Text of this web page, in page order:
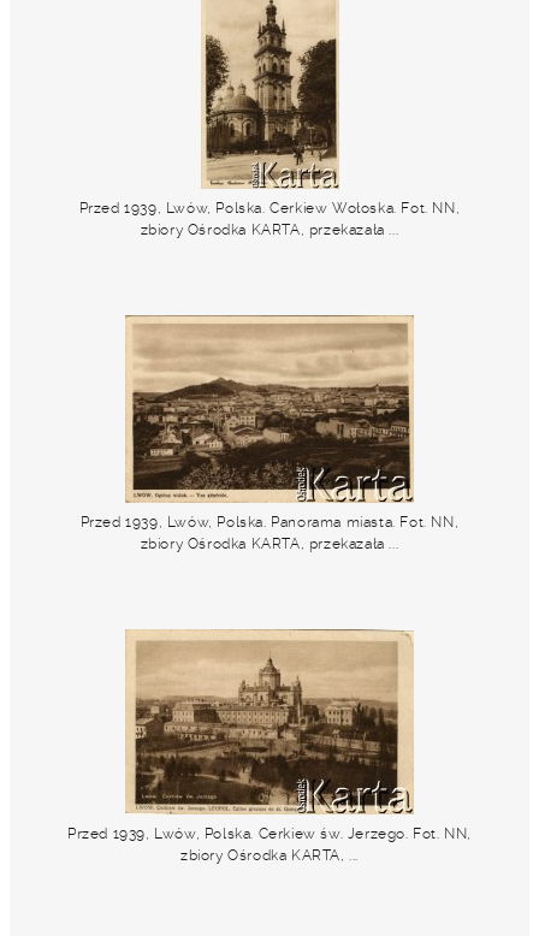
Przed 1939, Lwów, Polska. Cerkiew Wołoska. Fot. NN,
zbiory Ośrodka KARTA, przekazała ...
Przed 1939, Lwów, Polska. Panorama miasta. Fot. NN,
zbiory Ośrodka KARTA, przekazała ...
Przed 1939, Lwów, Polska. Cerkiew św. Jerzego. Fot. NN,
zbiory Ośrodka KARTA, ...